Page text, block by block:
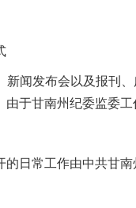
新闻发布会以及报刊
于甘南州纪委监委
的日常工作由中共甘南